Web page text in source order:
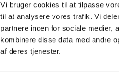
Vi bruger cookies til at tilpasse
til at analysere vores trafik. Vi
partnere inden for sociale medier,
kombinere disse data med andre
af deres tjenester.